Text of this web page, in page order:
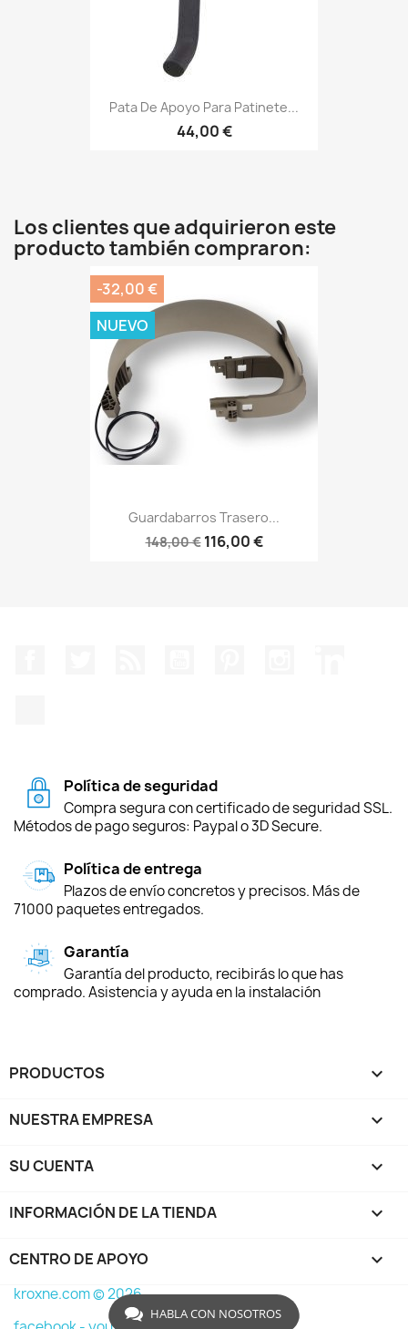
Pata De Apoyo Para Patinete...
44,00 €
Los clientes que adquirieron este
producto también compraron:
Guardabarros Trasero...
148,00 € 116,00 €
-32,00 €
NUEVO
Política de seguridad
Compra segura con certificado de seguridad SSL.
Métodos de pago seguros: Paypal o 3D Secure.
Política de entrega
Plazos de envío concretos y precisos. Más de
71000 paquetes entregados.
Garantía
Garantía del producto, recibirás lo que has
comprado. Asistencia y ayuda en la instalación
PRODUCTOS 
NUESTRA EMPRESA 
SU CUENTA 
INFORMACIÓN DE LA TIENDA keyboard_arrow_down
CENTRO DE APOYO 
kroxne.com © 2026
HABLA CON NOSOTROS